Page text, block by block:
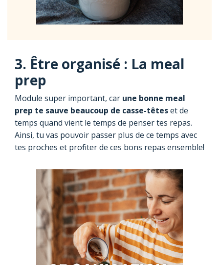
3. Être organisé : La meal
prep
Module super important, car une bonne meal
prep te sauve beaucoup de casse-têteset de
temps quand vient le temps de penser tes repas.
Ainsi, tu vas pouvoir passer plus de ce temps avec
tes proches et profiter de ces bons repas ensemble!